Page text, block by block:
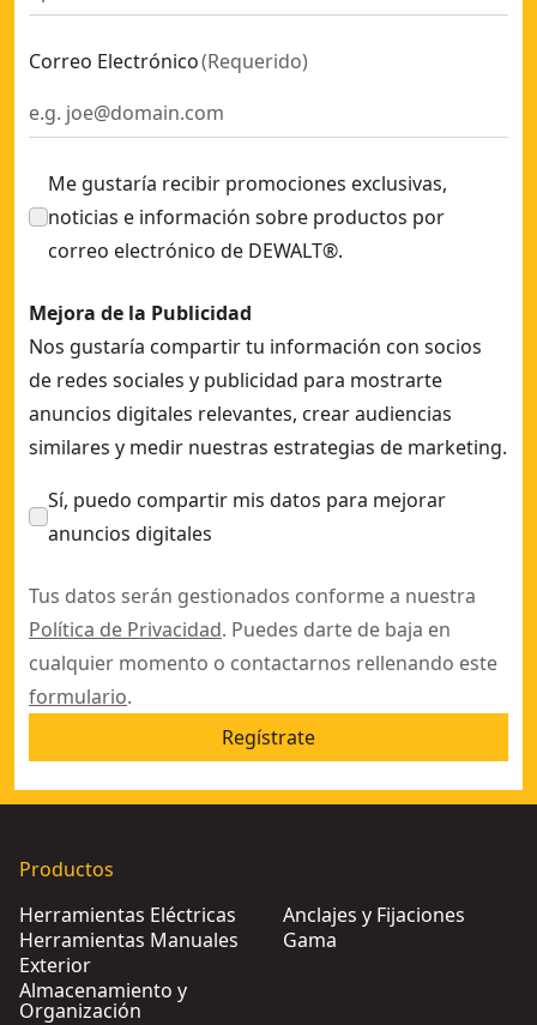
Correo Electrónico(Requerido)
Me gustaría recibir promociones exclusivas,
noticias e información sobre productos por
correo electrónico de DEWALT®.
Mejora de la Publicidad
Nos gustaría compartir tu información con socios
de redes sociales y publicidad para mostrarte
anuncios digitales relevantes, crear audiencias
similares y medir nuestras estrategias de marketing.
Sí, puedo compartir mis datos para mejorar
anuncios digitales
Tus datos serán gestionados conforme a nuestra
Política de Privacidad. Puedes darte de baja en
cualquier momento o contactarnos rellenando este
formulario.
Regístrate
Productos
Herramientas Eléctricas
Herramientas Manuales
Exterior
Almacenamiento y
Organización
Anclajes y Fijaciones
Gama